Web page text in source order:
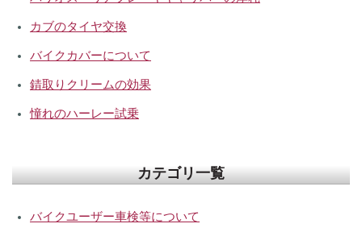
カブのタイヤ交換
バイクカバーについて
錆取りクリームの効果
憧れのハーレー試乗
カテゴリ一覧
バイクユーザー車検等について